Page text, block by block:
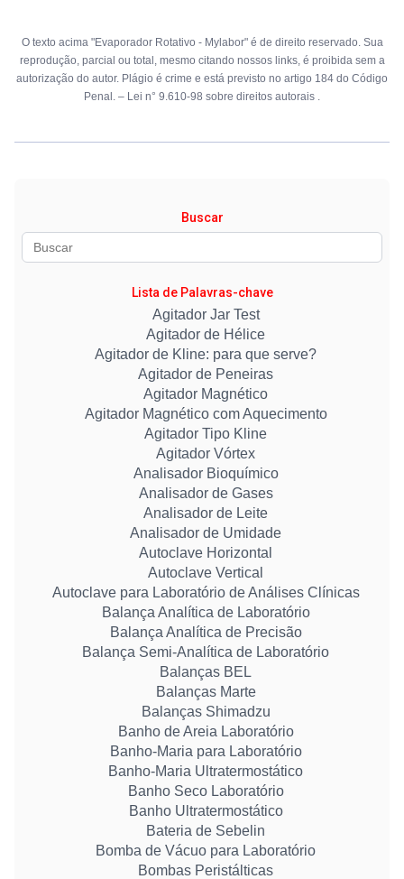
O texto acima "Evaporador Rotativo - Mylabor" é de direito reservado. Sua
reprodução, parcial ou total, mesmo citando nossos links, é proibida sem a
autorização do autor. Plágio é crime e está previsto no artigo 184 do Código
Penal. – Lei n° 9.610-98 sobre direitos autorais .
Buscar
Lista de Palavras-chave
Agitador Jar Test
Agitador de Hélice
Agitador de Kline: para que serve?
Agitador de Peneiras
Agitador Magnético
Agitador Magnético com Aquecimento
Agitador Tipo Kline
Agitador Vórtex
Analisador Bioquímico
Analisador de Gases
Analisador de Leite
Analisador de Umidade
Autoclave Horizontal
Autoclave Vertical
Autoclave para Laboratório de Análises Clínicas
Balança Analítica de Laboratório
Balança Analítica de Precisão
Balança Semi-Analítica de Laboratório
Balanças BEL
Balanças Marte
Balanças Shimadzu
Banho de Areia Laboratório
Banho-Maria para Laboratório
Banho-Maria Ultratermostático
Banho Seco Laboratório
Banho Ultratermostático
Bateria de Sebelin
Bomba de Vácuo para Laboratório
Bombas Peristálticas